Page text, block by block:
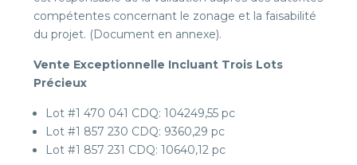
compétentes concernant le zonage et la faisabilité
du projet. (Document en annexe).
Vente Exceptionnelle Incluant Trois Lots
Précieux
Lot #1 470 041 CDQ: 104249,55 pc
Lot #1 857 230 CDQ: 9360,29 pc
Lot #1 857 231 CDQ: 10640,12 pc